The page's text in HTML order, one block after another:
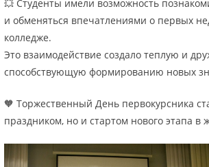
💥 Студенты имели возможность
и обменяться впечатлениями о первых
колледже.
Это взаимодействие создало теплую и
способствующую формированию новых
🧡 Торжественный День первокурсника
праздником, но и стартом нового этапа в